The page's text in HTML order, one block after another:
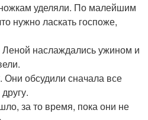
уделяли. По малейшим
нужно ласкать госпоже,
наслаждались ужином и
обсудили сначала все
за то время, пока они не